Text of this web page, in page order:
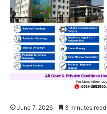
June 7, 2026 3 minutes read